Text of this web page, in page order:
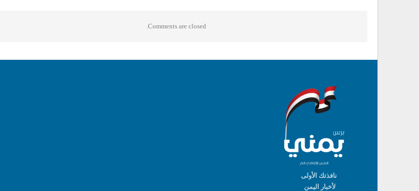
Comments are closed.
نافذتك الأولى
لأخبار اليمن